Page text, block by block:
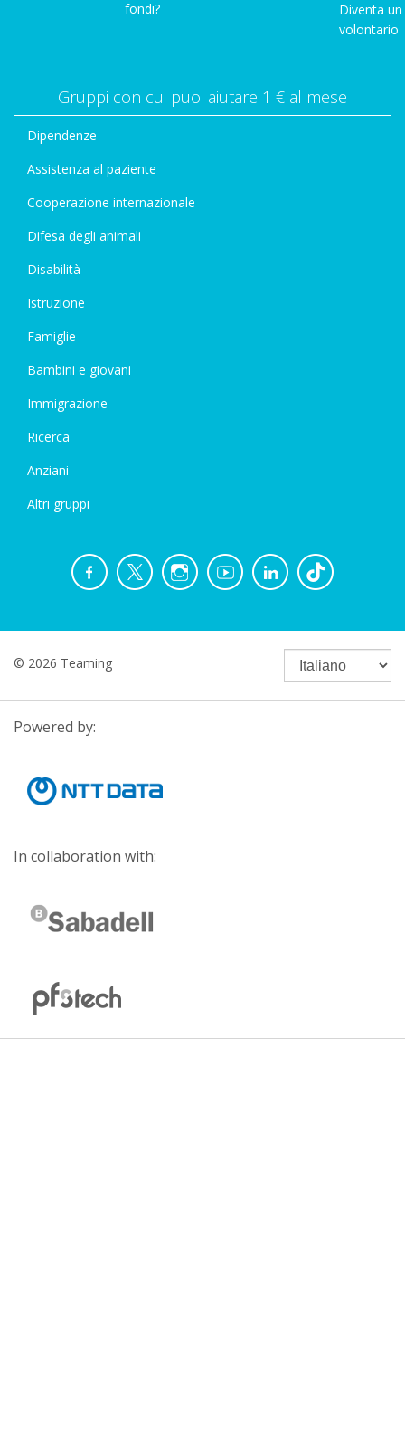
fondi?
Diventa un
volontario
Gruppi con cui puoi aiutare 1 € al mese
Dipendenze
Assistenza al paziente
Cooperazione internazionale
Difesa degli animali
Disabilità
Istruzione
Famiglie
Bambini e giovani
Immigrazione
Ricerca
Anziani
Altri gruppi
© 2026 Teaming
Powered by:
In collaboration with: